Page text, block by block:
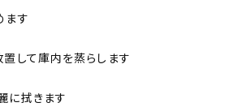
ます
置して庫内を蒸らします
に拭きます